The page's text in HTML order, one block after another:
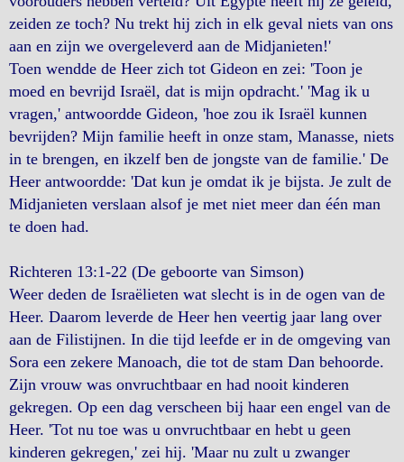
zeiden ze toch? Nu trekt hij zich in elk geval niets van ons
aan en zijn we overgeleverd aan de Midjanieten!'
Toen wendde de Heer zich tot Gideon en zei: 'Toon je
moed en bevrijd Israël, dat is mijn opdracht.' 'Mag ik u
vragen,' antwoordde Gideon, 'hoe zou ik Israël kunnen
bevrijden? Mijn familie heeft in onze stam, Manasse, niets
in te brengen, en ikzelf ben de jongste van de familie.' De
Heer antwoordde: 'Dat kun je omdat ik je bijsta. Je zult de
Midjanieten verslaan alsof je met niet meer dan één man
te doen had.
Richteren 13:1-22 (De geboorte van Simson)
Weer deden de Israëlieten wat slecht is in de ogen van de
Heer. Daarom leverde de Heer hen veertig jaar lang over
aan de Filistijnen. In die tijd leefde er in de omgeving van
Sora een zekere Manoach, die tot de stam Dan behoorde.
Zijn vrouw was onvruchtbaar en had nooit kinderen
gekregen. Op een dag verscheen bij haar een engel van de
Heer. 'Tot nu toe was u onvruchtbaar en hebt u geen
kinderen gekregen,' zei hij. 'Maar nu zult u zwanger